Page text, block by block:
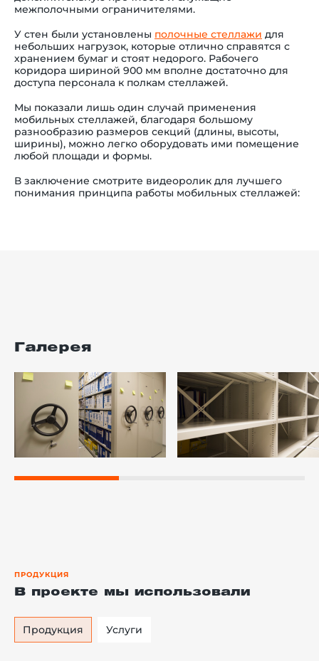
межполочными ограничителями.
У стен были установлены полочные стеллажи для
небольших нагрузок, которые отлично справятся с
хранением бумаг и стоят недорого. Рабочего
коридора шириной 900 мм вполне достаточно для
доступа персонала к полкам стеллажей.
Мы показали лишь один случай применения
мобильных стеллажей, благодаря большому
разнообразию размеров секций (длины, высоты,
ширины), можно легко оборудовать ими помещение
любой площади и формы.
В заключение смотрите видеоролик для лучшего
понимания принципа работы мобильных стеллажей:
Галерея
ПРОДУКЦИЯ
В проекте мы использовали
Продукция Услуги